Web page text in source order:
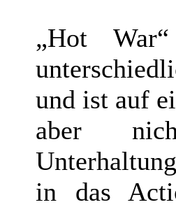
„Hot
und ist auf
aber
in das